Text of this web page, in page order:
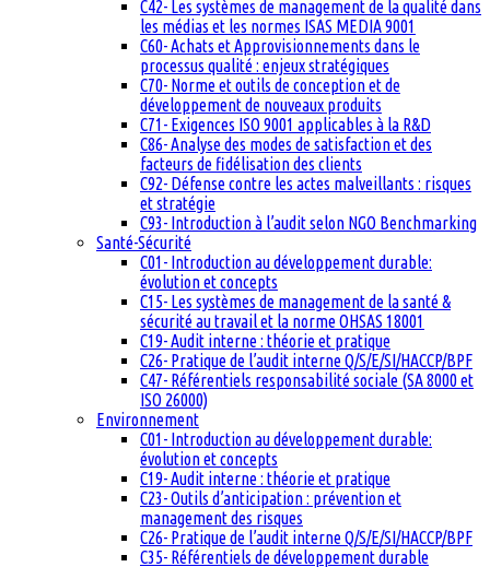
C42- Les systèmes de management de la qualité dans
les médias et les normes ISAS MEDIA 9001
C60- Achats et Approvisionnements dans le
processus qualité : enjeux stratégiques
C70- Norme et outils de conception et de
développement de nouveaux produits
C71- Exigences ISO 9001 applicables à la R&D
C86- Analyse des modes de satisfaction et des
facteurs de fidélisation des clients
C92- Défense contre les actes malveillants : risques
et stratégie
C93- Introduction à l’audit selon NGO Benchmarking
Santé-Sécurité
C01- Introduction au développement durable:
évolution et concepts
C15- Les systèmes de management de la santé &
sécurité au travail et la norme OHSAS 18001
C19- Audit interne : théorie et pratique
C26- Pratique de l’audit interne Q/S/E/SI/HACCP/BPF
C47- Référentiels responsabilité sociale (SA 8000 et
ISO 26000)
Environnement
C01- Introduction au développement durable:
évolution et concepts
C19- Audit interne : théorie et pratique
C23- Outils d’anticipation : prévention et
management des risques
C26- Pratique de l’audit interne Q/S/E/SI/HACCP/BPF
C35- Référentiels de développement durable